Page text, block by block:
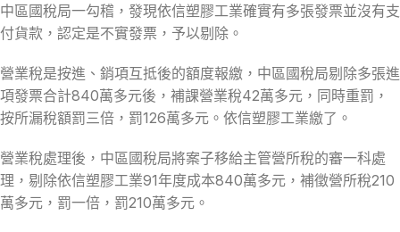
中區國稅局一勾稽，發現依信塑膠工業確實有多張發票並沒有支
付貨款，認定是不實發票，予以剔除。
營業稅是按進、銷項互抵後的額度報繳，中區國稅局剔除多張進
項發票合計840萬多元後，補課營業稅42萬多元，同時重罰，
按所漏稅額罰三倍，罰126萬多元。依信塑膠工業繳了。
營業稅處理後，中區國稅局將案子移給主管營所稅的審一科處
理，剔除依信塑膠工業91年度成本840萬多元，補徵營所稅210
萬多元，罰一倍，罰210萬多元。